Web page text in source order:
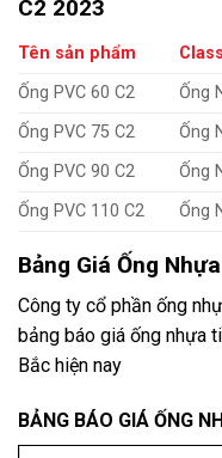
C2 2023
Tên sản phẩm Class
Ống PVC 60 C2
Ống
Ống PVC 75 C2
Ống
Ống PVC 90 C2
Ống
Ống PVC 110 C2
Ống
Bảng Giá Ống
Công ty cổ phần ống
bảng báo giá ống nhựa
Bắc hiện nay
BẢNG BÁO GIÁ ỐNG